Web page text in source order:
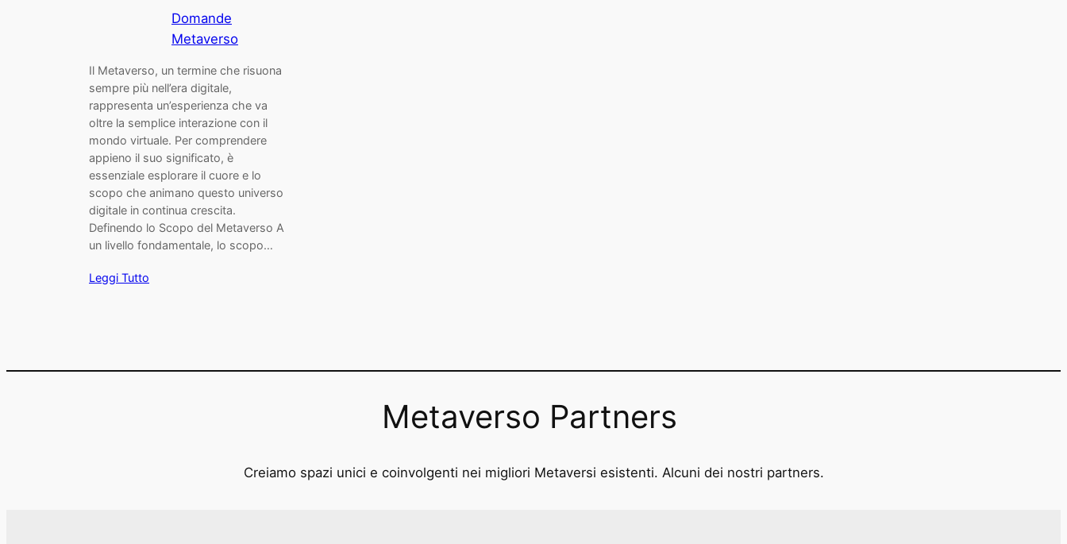
Domande
Metaverso
Il Metaverso, un termine che risuona
sempre più nell’era digitale,
rappresenta un’esperienza che va
oltre la semplice interazione con il
mondo virtuale. Per comprendere
appieno il suo significato, è
essenziale esplorare il cuore e lo
scopo che animano questo universo
digitale in continua crescita.
Definendo lo Scopo del Metaverso A
un livello fondamentale, lo scopo…
Leggi Tutto
Metaverso Partners
Creiamo spazi unici e coinvolgenti nei migliori Metaversi esistenti. Alcuni dei nostri partners.